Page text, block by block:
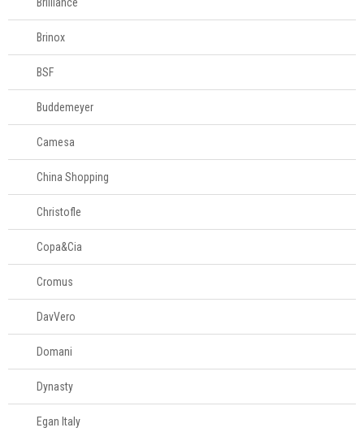
Brinox
BSF
Buddemeyer
Camesa
China Shopping
Christofle
Copa&Cia
Cromus
DavVero
Domani
Dynasty
Egan Italy